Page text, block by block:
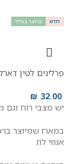
חדש מיוצר בגליל
פרלינים לטין
32.00
₪
יש מצבי רוח וגם
במארז שמיוצר
אגוזי לוז.